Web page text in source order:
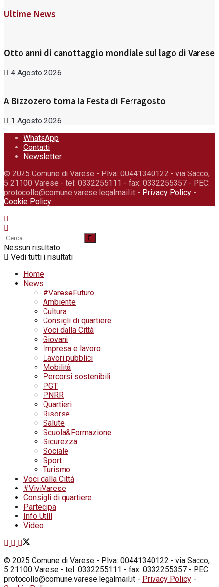
Ultime News
Otto anni di canottaggio mondiale sul lago di Varese
4 Agosto 2026
A Bizzozero torna la Festa di Ferragosto
1 Agosto 2026
WhatsApp
Contatti
Newsletter
© 2025 Comune di Varese - P.Iva: 00441340122 - via Sacco,
5 21100 Varese - tel: 0332255111 - fax: 0332255357 - PEC:
protocollo@comune.varese.legalmail.it - Privacy Policy -
Cookie Policy
Nessun risultato
Vedi tutti i risultati
Home
News
#VareseFuturo
Ambiente
Cultura
Consigli di quartiere
Voci dalla Città
Giovani
Impresa e lavoro
Lavori pubblici
Mobilità
Percorsi sostenibili
PGT
PNRR
Quartieri
Risorse
Salute
Scuola&Formazione
Sicurezza
Sociale
Sport
Turismo
Voci dalla Città
#ViviVarese
Consigli di quartiere
Partecipa
Info Utili
Video
© 2025 Comune di Varese - P.Iva: 00441340122 - via Sacco,
5 21100 Varese - tel: 0332255111 - fax: 0332255357 - PEC:
protocollo@comune.varese.legalmail.it - Privacy Policy -